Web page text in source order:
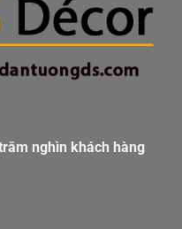
nghìn khách hàng